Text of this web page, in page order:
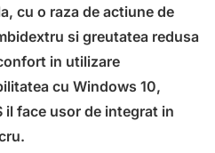
cu o raza de actiune de
si greutatea redusa
in utilizare
cu Windows 10,
il face usor de integrat in